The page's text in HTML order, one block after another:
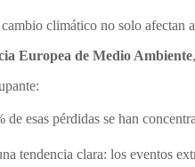
climático no solo afectan
Europea de Medio Ambiente
de esas pérdidas se han
tendencia clara: los eventos